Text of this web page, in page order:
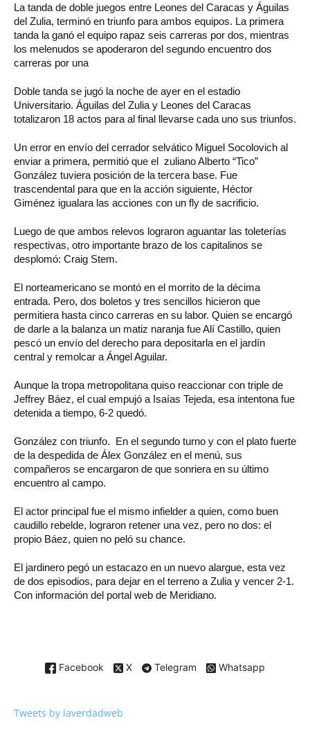
La tanda de doble juegos entre Leones del Caracas y Águilas
del Zulia, terminó en triunfo para ambos equipos. La primera
tanda la ganó el equipo rapaz seis carreras por dos, mientras
los melenudos se apoderaron del segundo encuentro dos
carreras por una
Doble tanda se jugó la noche de ayer en el estadio
Universitario. Águilas del Zulia y Leones del Caracas
totalizaron 18 actos para al final llevarse cada uno sus triunfos.
Un error en envío del cerrador selvático Miguel Socolovich al
enviar a primera, permitió que el zuliano Alberto “Tico”
González tuviera posición de la tercera base. Fue
trascendental para que en la acción siguiente, Héctor
Giménez igualara las acciones con un fly de sacrificio.
Luego de que ambos relevos lograron aguantar las toleterías
respectivas, otro importante brazo de los capitalinos se
desplomó: Craig Stem.
El norteamericano se montó en el morrito de la décima
entrada. Pero, dos boletos y tres sencillos hicieron que
permitiera hasta cinco carreras en su labor. Quien se encargó
de darle a la balanza un matiz naranja fue Alí Castillo, quien
pescó un envío del derecho para depositarla en el jardín
central y remolcar a Ángel Aguilar.
Aunque la tropa metropolitana quiso reaccionar con triple de
Jeffrey Báez, el cual empujó a Isaías Tejeda, esa intentona fue
detenida a tiempo, 6-2 quedó.
González con triunfo. En el segundo turno y con el plato fuerte
de la despedida de Álex González en el menú, sus
compañeros se encargaron de que sonriera en su último
encuentro al campo.
El actor principal fue el mismo infielder a quien, como buen
caudillo rebelde, lograron retener una vez, pero no dos: el
propio Báez, quien no peló su chance.
El jardinero pegó un estacazo en un nuevo alargue, esta vez
de dos episodios, para dejar en el terreno a Zulia y vencer 2-1.
Con información del portal web de Meridiano.
Facebook X Telegram Whatsapp
Tweets by laverdadweb